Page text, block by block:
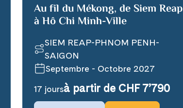
Au fil du Mékong, de Siem Reap
à Hô Chi Minh-Ville
SIEM REAP-PHNOM PENH-
SAIGON
Septembre - Octobre 2027
17 joursà partir de CHF 7’790